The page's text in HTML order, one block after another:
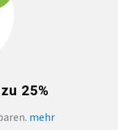
25%
mehr